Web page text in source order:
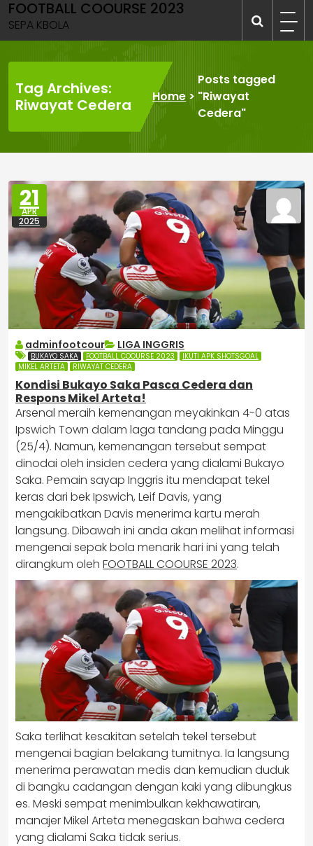
Skip
to
content
FOOTBALL COOURSE 2023
SEPA KBOLA
Tag Archives:
Riwayat Cedera
Home >
Posts tagged
"Riwayat
Cedera"
21
APR
2025
adminfootcour LIGA INGGRIS
BUKAYO SAKA FOOTBALL COOURSE 2023
IKUTI APK SHOTSGOAL
MIKEL ARTETA
RIWAYAT CEDERA
Kondisi Bukayo Saka Pasca Cedera dan
Respons Mikel Arteta!
Arsenal meraih kemenangan meyakinkan 4-0 atas
Ipswich Town dalam laga tandang pada Minggu
(25/4). Namun, kemenangan tersebut sempat
dinodai oleh insiden cedera yang dialami Bukayo
Saka. Pemain sayap Inggris itu mendapat tekel
keras dari bek Ipswich, Leif Davis, yang
mengakibatkan Davis menerima kartu merah
langsung. Dibawah ini anda akan melihat informasi
mengenai sepak bola menarik hari ini yang telah
dirangkum oleh FOOTBALL COOURSE 2023.
Saka terlihat kesakitan setelah tekel tersebut
mengenai bagian belakang tumitnya. Ia langsung
menerima perawatan medis dan kemudian duduk
di bangku cadangan dengan kaki yang dibungkus
es. Meski sempat menimbulkan kekhawatiran,
manajer Mikel Arteta menegaskan bahwa cedera
yang dialami Saka tidak serius.